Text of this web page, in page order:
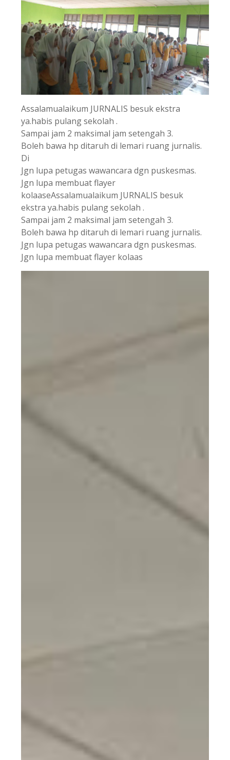
Assalamualaikum JURNALIS besuk ekstra
ya.habis pulang sekolah .
Sampai jam 2 maksimal jam setengah 3.
Boleh bawa hp ditaruh di lemari ruang jurnalis.
Di
Jgn lupa petugas wawancara dgn puskesmas.
Jgn lupa membuat flayer
kolaaseAssalamualaikum JURNALIS besuk
ekstra ya.habis pulang sekolah .
Sampai jam 2 maksimal jam setengah 3.
Boleh bawa hp ditaruh di lemari ruang jurnalis.
Jgn lupa petugas wawancara dgn puskesmas.
Jgn lupa membuat flayer kolaas